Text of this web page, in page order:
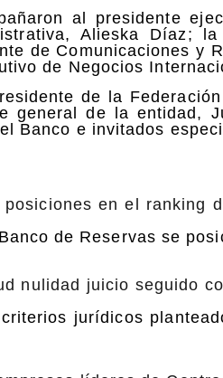
al presidente
Alieska Díaz;
de Comunicaciones y
de Negocios
de la
general de la entidad,
Banco e invitados
en el ranking
de Reservas se
nulidad juicio seguido
jurídicos